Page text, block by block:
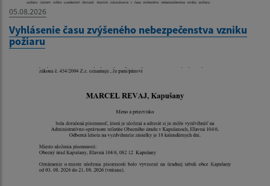
05.08.2026
Vyhlásenie času zvýšeného nebezpečenstva vzniku
požiaru